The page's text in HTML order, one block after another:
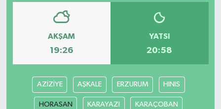
AKŞAM
19:26
YATSI
20:58
AZİZİYE AŞKALE ERZURUM HINIS
HORASAN KARAYAZI KARAÇOBAN